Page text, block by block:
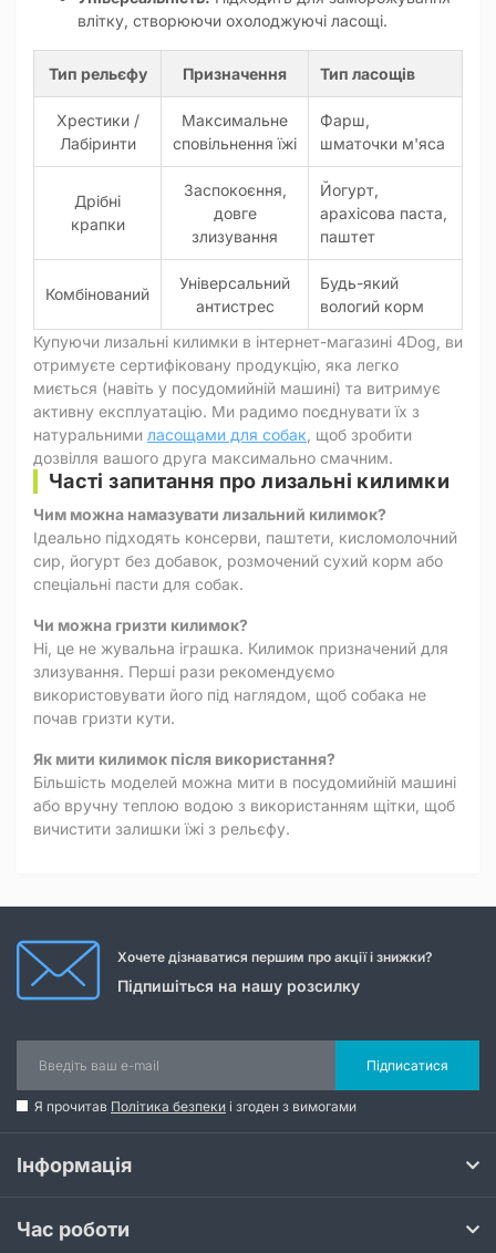
влітку, створюючи охолоджуючі ласощі.
Тип рельєфу Призначення Тип ласощів
Хрестики /
Лабіринти
Максимальне
сповільнення їжі
Фарш,
шматочки м'яса
Дрібні
крапки
Заспокоєння,
довге
злизування
Йогурт,
арахісова паста,
паштет
Комбінований
Універсальний
антистрес
Будь-який
вологий корм
Купуючи лизальні килимки в інтернет-магазині 4Dog, ви
отримуєте сертифіковану продукцію, яка легко
миється (навіть у посудомийній машині) та витримує
активну експлуатацію. Ми радимо поєднувати їх з
натуральними ласощами для собак , щоб зробити
дозвілля вашого друга максимально смачним.
Часті запитання про лизальні килимки
Чим можна намазувати лизальний килимок?
Ідеально підходять консерви, паштети, кисломолочний
сир, йогурт без добавок, розмочений сухий корм або
спеціальні пасти для собак.
Чи можна гризти килимок?
Ні, це не жувальна іграшка. Килимок призначений для
злизування. Перші рази рекомендуємо
використовувати його під наглядом, щоб собака не
почав гризти кути.
Як мити килимок після використання?
Більшість моделей можна мити в посудомийній машині
або вручну теплою водою з використанням щітки, щоб
вичистити залишки їжі з рельєфу.
Хочете дізнаватися першим про акції і знижки?
Підпишіться на нашу розсилку
Підписатися
Я прочитав Політика безпеки і згоден з вимогами
Інформація
Час роботи